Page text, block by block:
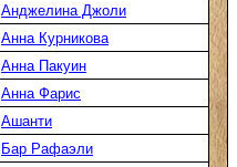
Анджелина Джоли
Анна Курникова
Анна Пакуин
Анна Фарис
Ашанти
Бар Рафаэли